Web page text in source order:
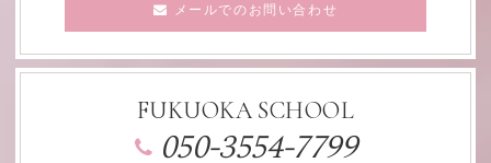
メールでのお問い合わせ
FUKUOKA SCHOOL
050-3554-7799